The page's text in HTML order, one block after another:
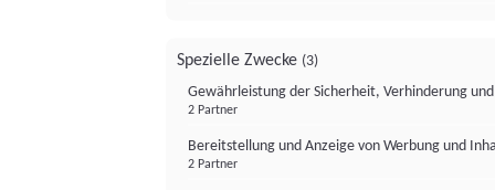
Spezielle Zwecke (3)
Gewährleistung der Sicherheit, Verhinderung
2 Partner
Bereitstellung und Anzeige von Werbung und
2 Partner